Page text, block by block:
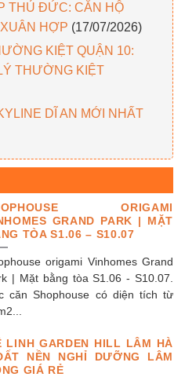
THỦ ĐỨC: CĂN HỘ
HỢP (17/07/2026)
KIỆT QUẬN 10:
THƯỜNG KIỆT
DĨ AN MỚI NHẤT
ORIGAMI
GRAND PARK | MẶT
TÒA S1.06 – S10.07
origami Vinhomes Grand
| Mặt bằng tòa S1.06 - S10.07.
căn Shophouse có diện tích từ
LINH GARDEN HILL LÂM HÀ
NỀN NGHỈ DƯỠNG LÂM
GIÁ RẺ